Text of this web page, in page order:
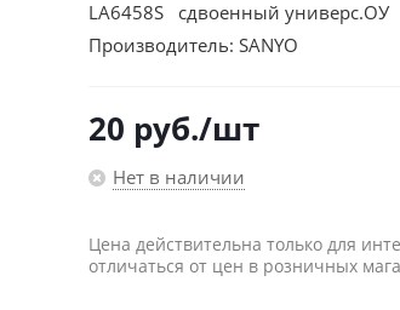
LA6458S сдвоенный
Производитель: SANYO
20 руб./шт
Нет в наличии
Цена действительна только для
отличаться от цен в розничных